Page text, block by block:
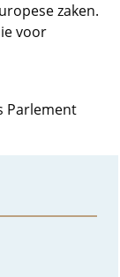
zaken.
voor
Parlement